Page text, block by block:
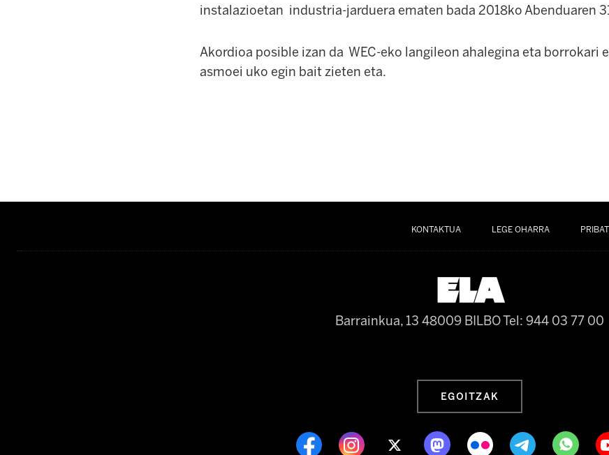
instalazioetan industria-jarduera ematen bada 2018ko Abenduaren
Akordioa posible izan da WEC-eko langileon ahalegina eta borrokari
asmoei uko egin bait zieten eta.
KONTAKTUA LEGE OHARRA
Barrainkua, 13 48009 BILBOTel: 944 03 77 00
EGOITZAK